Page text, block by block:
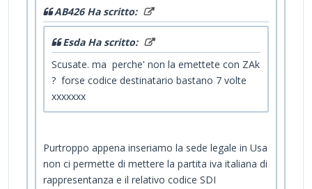
AB426 Ha scritto:
Esda Ha scritto:
Scusate. ma perche' non la emettete con ZAk
? forse codice destinatario bastano 7 volte
xxxxxxx
Purtroppo appena inseriamo la sede legale in Usa
non ci permette di mettere la partita iva italiana di
rappresentanza e il relativo codice SDI